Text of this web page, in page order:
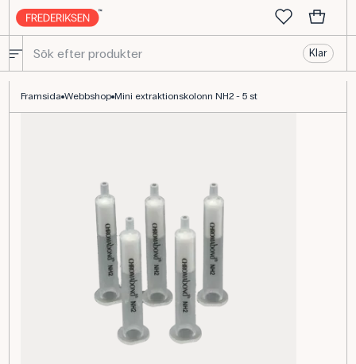
Klar
Framsida Webbshop Mini extraktionskolonn NH2 - 5 st